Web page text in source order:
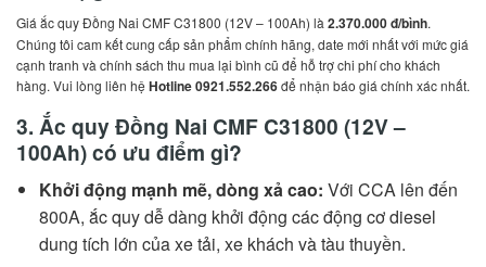
Giá ắc quy Đồng Nai CMF C31800 (12V – 100Ah) là 2.370.000 đ/bình.
Chúng tôi cam kết cung cấp sản phẩm chính hãng, date mới nhất với mức giá
cạnh tranh và chính sách thu mua lại bình cũ để hỗ trợ chi phí cho khách
hàng. Vui lòng liên hệ Hotline 0921.552.266để nhận báo giá chính xác nhất.
3. Ắc quy Đồng Nai CMF C31800 (12V –
100Ah) có ưu điểm gì?
Khởi động mạnh mẽ, dòng xả cao: Với CCA lên đến
800A, ắc quy dễ dàng khởi động các động cơ diesel
dung tích lớn của xe tải, xe khách và tàu thuyền.